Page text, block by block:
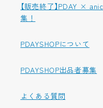
【販売終了】PDAY ×
集！
PDAYSHOPについて
PDAYSHOP出品者募集
よくある質問